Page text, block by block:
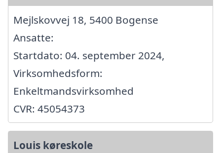
Mejlskovvej 18, 5400 Bogense
Ansatte:
Startdato: 04. september 2024,
Virksomhedsform:
Enkeltmandsvirksomhed
CVR: 45054373
Louis køreskole